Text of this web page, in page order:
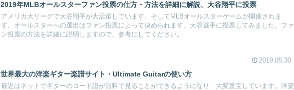
2019年MLBオールスターファン投票の仕方・方法を詳細に解説、大谷翔平に投票
アメリカ大リーグで大谷翔平が大活躍しています。そしてMLBオールスターゲームが開催されま
す。オールスターへの選出はファン投票によって決められます。大谷選手に投票してみました。ファ
ン投票の方法を詳細に説明しますので、参考にしてください。
2019.05.30
世界最大の洋楽ギター楽譜サイト・Ultimate Guitarの使い方
最近はネットでギターのコード譜が無料で見ることができるようになり、大変重宝しています。洋楽